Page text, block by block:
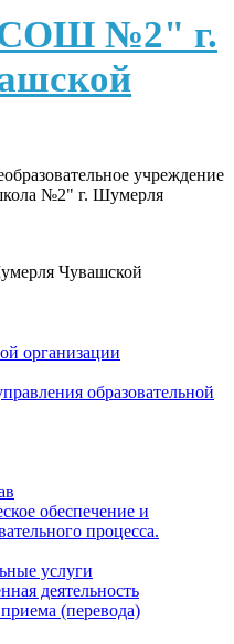
№2" г.
учреждение
№2" г. Шумерля
организации
образовательной
обеспечение и
процесса.
услуги
деятельность
(перевода)